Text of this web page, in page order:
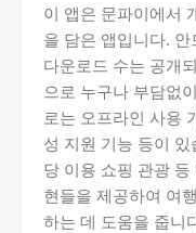
이 앱은 문파이에서
을 담은 앱입니다.
다운로드 수는 공개
으로 누구나 부담없
로는 오프라인 사용
성 지원 기능 등이
당 이용 쇼핑 관광
현들을 제공하여 여
하는 데 도움을 줍니